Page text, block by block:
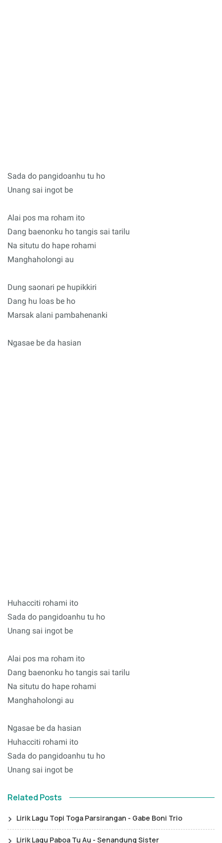
Sada do pangidoanhu tu ho
Unang sai ingot be
Alai pos ma roham ito
Dang baenonku ho tangis sai tarilu
Na situtu do hape rohami
Manghaholongi au
Dung saonari pe hupikkiri
Dang hu loas be ho
Marsak alani pambahenanki
Ngasae be da hasian
Huhacciti rohami ito
Sada do pangidoanhu tu ho
Unang sai ingot be
Alai pos ma roham ito
Dang baenonku ho tangis sai tarilu
Na situtu do hape rohami
Manghaholongi au
Ngasae be da hasian
Huhacciti rohami ito
Sada do pangidoanhu tu ho
Unang sai ingot be
Related Posts
Lirik Lagu Topi Toga Parsirangan - Gabe Boni Trio
Lirik Lagu Paboa Tu Au - Senandung Sister